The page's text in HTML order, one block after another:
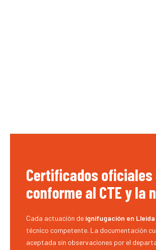
Certificados
conforme al CTE y la
Cada actuación de ignifugación en Lleida
técnico competente. La documentación
aceptada sin observaciones por el